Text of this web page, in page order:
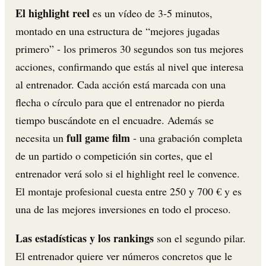
El highlight reel es un vídeo de 3-5 minutos,
montado en una estructura de “mejores jugadas
primero” - los primeros 30 segundos son tus mejores
acciones, confirmando que estás al nivel que interesa
al entrenador. Cada acción está marcada con una
flecha o círculo para que el entrenador no pierda
tiempo buscándote en el encuadre. Además se
necesita un full game film - una grabación completa
de un partido o competición sin cortes, que el
entrenador verá solo si el highlight reel le convence.
El montaje profesional cuesta entre 250 y 700 € y es
una de las mejores inversiones en todo el proceso.
Las estadísticas y los rankings son el segundo pilar.
El entrenador quiere ver números concretos que le